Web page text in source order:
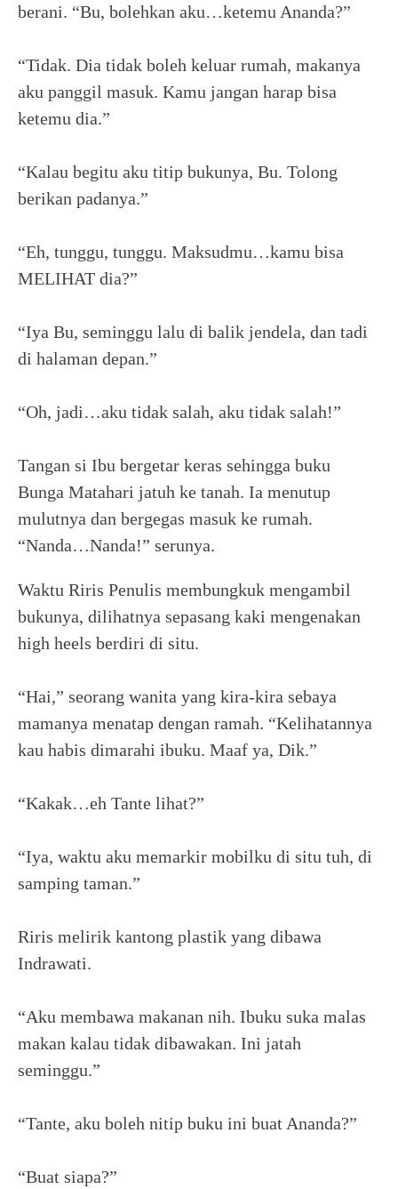
berani. “Bu, bolehkan aku…ketemu Ananda?”
“Tidak. Dia tidak boleh keluar rumah, makanya
aku panggil masuk. Kamu jangan harap bisa
ketemu dia.”
“Kalau begitu aku titip bukunya, Bu. Tolong
berikan padanya.”
“Eh, tunggu, tunggu. Maksudmu…kamu bisa
MELIHAT dia?”
“Iya Bu, seminggu lalu di balik jendela, dan tadi
di halaman depan.”
“Oh, jadi…aku tidak salah, aku tidak salah!”
Tangan si Ibu bergetar keras sehingga buku
Bunga Matahari jatuh ke tanah. Ia menutup
mulutnya dan bergegas masuk ke rumah.
“Nanda…Nanda!” serunya.
Waktu Riris Penulis membungkuk mengambil
bukunya, dilihatnya sepasang kaki mengenakan
high heels berdiri di situ.
“Hai,” seorang wanita yang kira-kira sebaya
mamanya menatap dengan ramah. “Kelihatannya
kau habis dimarahi ibuku. Maaf ya, Dik.”
“Kakak…eh Tante lihat?”
“Iya, waktu aku memarkir mobilku di situ tuh, di
samping taman.”
Riris melirik kantong plastik yang dibawa
Indrawati.
“Aku membawa makanan nih. Ibuku suka malas
makan kalau tidak dibawakan. Ini jatah
seminggu.”
“Tante, aku boleh nitip buku ini buat Ananda?”
“Buat siapa?”